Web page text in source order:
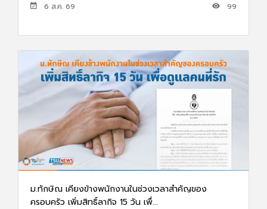
6 ส.ค. 69 99
ม.ทักษิณ เคียงข้างพนักงานในช่วงเวลาสำคัญของ
ครอบครัว เพิ่มสิทธิ์ลากิจ 15 วัน เพื่...